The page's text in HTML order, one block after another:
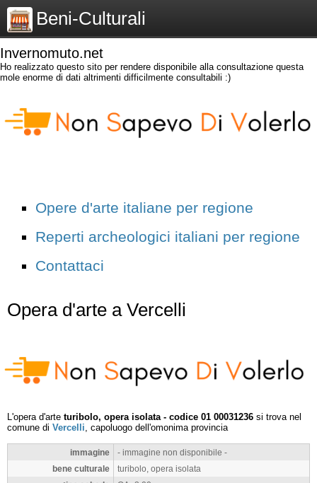
Beni-Culturali
Invernomuto.net
Ho realizzato questo sito per rendere disponibile alla consultazione questa
mole enorme di dati altrimenti difficilmente consultabili :)
Opere d'arte italiane per regione
Reperti archeologici italiani per regione
Contattaci
Opera d'arte a Vercelli
L'opera d'arte turibolo, opera isolata - codice 01 00031236 si trova nel
comune di Vercelli, capoluogo dell'omonima provincia
immagine
- immagine non disponibile -
bene culturale
turibolo, opera isolata